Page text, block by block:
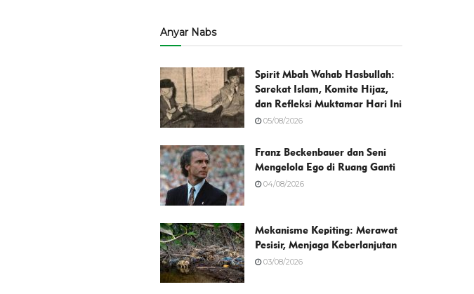
Anyar Nabs
Spirit Mbah Wahab Hasbullah:
Sarekat Islam, Komite Hijaz,
dan Refleksi Muktamar Hari Ini
05/08/2026
Franz Beckenbauer dan Seni
Mengelola Ego di Ruang Ganti
04/08/2026
Mekanisme Kepiting: Merawat
Pesisir, Menjaga Keberlanjutan
03/08/2026